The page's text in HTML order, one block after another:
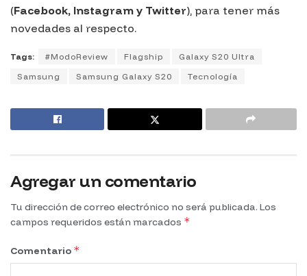
(Facebook, Instagram y Twitter), para tener más
novedades al respecto.
Tags: #ModoReview Flagship
Galaxy S20 Ultra
Samsung
Samsung Galaxy S20 Tecnología
Agregar un comentario
Tu dirección de correo electrónico no será publicada. Los
campos requeridos están marcados *
Comentario *